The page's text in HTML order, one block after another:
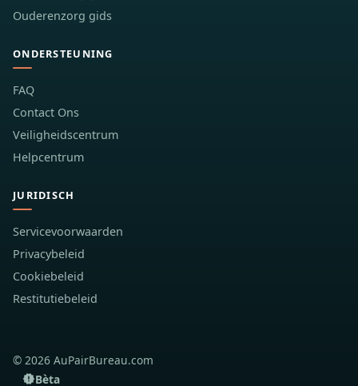
Ouderenzorg gids
ONDERSTEUNING
FAQ
Contact Ons
Veiligheidscentrum
Helpcentrum
JURIDISCH
Servicevoorwaarden
Privacybeleid
Cookiebeleid
Restitutiebeleid
© 2026 AuPairBureau.com
Bèta